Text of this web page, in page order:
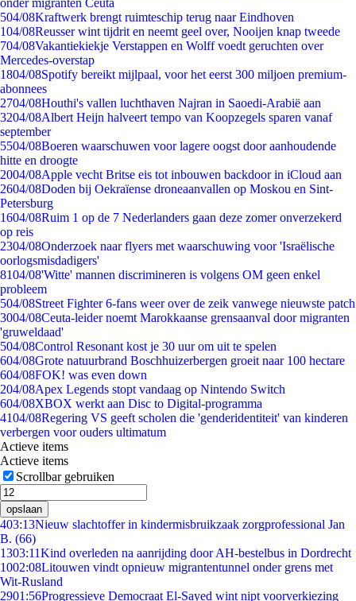
onder migranten Ceuta
504/08Kraftwerk brengt ruimteschip terug naar Eindhoven
104/08Reusser wint tijdrit en neemt geel over, Nooijen knap tweede
704/08Vakantiekiekje Verstappen en Wolff voedt geruchten over
Mercedes-overstap
1804/08Spotify bereikt mijlpaal, voor het eerst 300 miljoen premium-
abonnees
2704/08Houthi's vallen luchthaven Najran in Saoedi-Arabië aan
3204/08Albert Heijn halveert tempo van Koopzegels sparen vanaf
september
5504/08Boeren waarschuwen voor lagere oogst door aanhoudende
hitte en droogte
2004/08Apple vecht Britse eis tot inbouwen backdoor in iCloud aan
2604/08Doden bij Oekraïense droneaanvallen op Moskou en Sint-
Petersburg
1604/08Ruim 1 op de 7 Nederlanders gaan deze zomer onverzekerd
op reis
2304/08Onderzoek naar flyers met waarschuwing voor 'Israëlische
oorlogsmisdadigers'
8104/08'Witte' mannen discrimineren is volgens OM geen enkel
probleem
504/08Street Fighter 6-fans weer over de zeik vanwege nieuwste patch
3004/08Ceuta-leider noemt Marokkaanse grensaanval door migranten
'gruweldaad'
504/08Control Resonant kost je 30 uur om uit te spelen
604/08Grote natuurbrand Boschhuizerbergen groeit naar 100 hectare
604/08FOK! was even down
204/08Apex Legends stopt vandaag op Nintendo Switch
604/08XBOX werkt aan Disc to Digital-programma
4104/08Regering VS geeft scholen die 'genderidentiteit' van kinderen
verbergen voor ouders ultimatum
Actieve items
Actieve items
Scrollbar gebruiken
opslaan
403:13Nieuw slachtoffer in kindermisbruikzaak zorgprofessional Jan
B. (66)
1303:11Kind overleden na aanrijding door AH-bestelbus in Dordrecht
1002:08Litouwen vindt opnieuw migrantentunnel onder grens met
Wit-Rusland
2901:56Progressieve Democraat El-Sayed wint nipt voorverkiezing